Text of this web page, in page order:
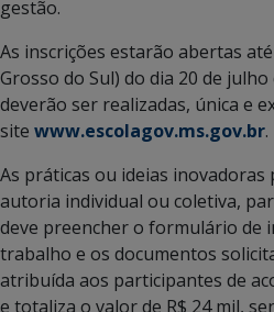
gestão.
As inscrições estarão abertas
Grosso do Sul) do dia 20 de julho
deverão ser realizadas, única e
site www.escolagov.ms.gov.br.
As práticas ou ideias
autoria individual ou coletiva,
deve preencher o formulário de
trabalho e os documentos
atribuída aos participantes de
e totaliza o valor de R$ 24 mil,